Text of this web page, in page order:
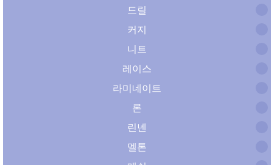
드릴
커지
니트
레이스
라미네이트
론
린넨
멜톤